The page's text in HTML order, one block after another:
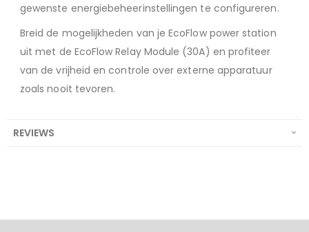
gewenste energiebeheerinstellingen te configureren.
Breid de mogelijkheden van je EcoFlow power station
uit met de EcoFlow Relay Module (30A) en profiteer
van de vrijheid en controle over externe apparatuur
zoals nooit tevoren.
REVIEWS